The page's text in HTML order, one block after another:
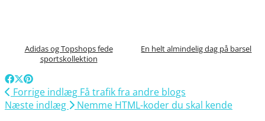
Adidas og Topshops fede
sportskollektion
En helt almindelig dag på barsel
Forrige indlæg Få trafik fra andre blogs
Næste indlæg
Nemme HTML-koder du skal kende